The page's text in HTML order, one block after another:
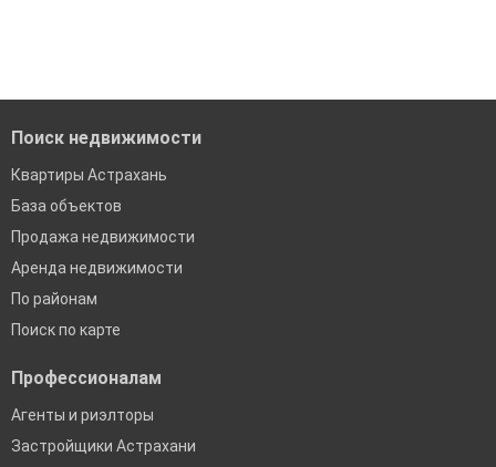
Поиск недвижимости
Квартиры Астрахань
База объектов
Продажа недвижимости
Аренда недвижимости
По районам
Поиск по карте
Профессионалам
Агенты и риэлторы
Застройщики Астрахани